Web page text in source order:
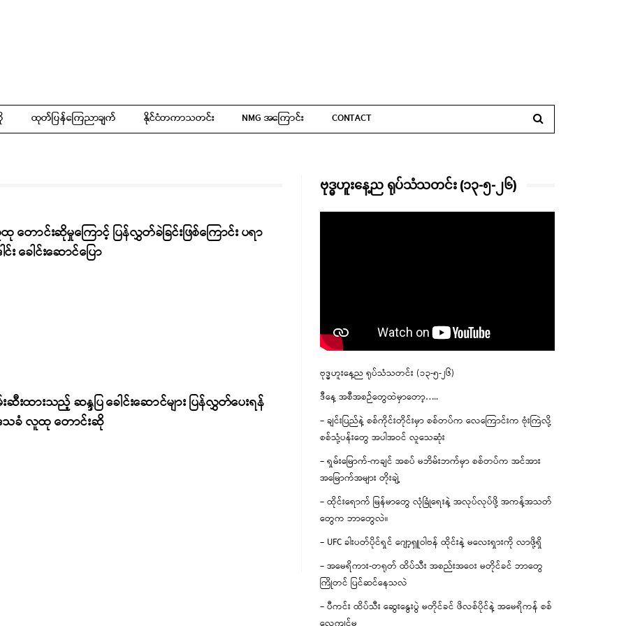
ထုတ်ပြန်ကြေညာချက် နိုင်ငံတကာသတင်း NMG အကြောင်း CONTACT
တောင်းဆိုမှုကြောင့် ပြန်လွှတ်ခဲခြင်းဖြစ်ကြောင်း ပရာ
င်း ခေါင်းဆောင်ပြော
ဆီးထားသည့် ဆန္ဒပြ ခေါင်းဆောင်များ ပြန်လွှတ်ပေးရန်
သခံ လူထု တောင်းဆို
ဗုဒ္ဓဟူးနေ့ည ရုပ်သံသတင်း (၁၃-၅-၂၆)
ဗုဒ္ဓဟူးနေ့ည ရုပ်သံသတင်း (၁၃-၅-၂၆)
ဒီနေ့ အစီအစဉ်တွေထဲမှာတော့…..
– ချင်းပြည်နဲ့ စစ်ကိုင်းတိုင်းမှာ စစ်တပ်က လေကြောင်းက ဗုံးကြဲလို့
စစ်သုံ့ပန်းတွေ အပါအဝင် လူသေဆုံး
– ရှမ်းမြောက်-ကချင် အစပ် မဘိမ်းဘက်မှာ စစ်တပ်က အင်အား
အမြောက်အများ တိုးချဲ့
– ထိုင်းရောက် မြန်မာတွေ လုံခြုံရေးနဲ့ အလုပ်လုပ်ဖို့ အကန့်အသတ်
တွေက ဘာတွေလဲ။
– UFC ခါးပတ်ပိုင်ရှင် ဂျော့ရှူဝါဗန် ထိုင်းနဲ့ မလေးရှားကို လာဖို့ရှိ
– အမေရိကား-တရုတ် ထိပ်သီး အစည်းအဝေး မတိုင်ခင် ဘာတွေ
ကြိုတင် ပြင်ဆင်နေသလဲ
– ပီကင်း ထိပ်သီး ဆွေးနွေးပွဲ မတိုင်ခင် ဖိလစ်ပိုင်နဲ့ အမေရိကန် စစ်